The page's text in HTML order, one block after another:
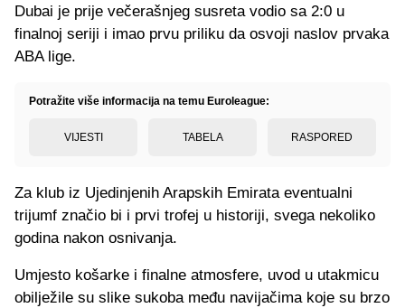
Dubai je prije večerašnjeg susreta vodio sa 2:0 u
finalnoj seriji i imao prvu priliku da osvoji naslov prvaka
ABA lige.
Potražite više informacija na temu Euroleague:
VIJESTI TABELA RASPORED
Za klub iz Ujedinjenih Arapskih Emirata eventualni
trijumf značio bi i prvi trofej u historiji, svega nekoliko
godina nakon osnivanja.
Umjesto košarke i finalne atmosfere, uvod u utakmicu
obilježile su slike sukoba među navijačima koje su brzo